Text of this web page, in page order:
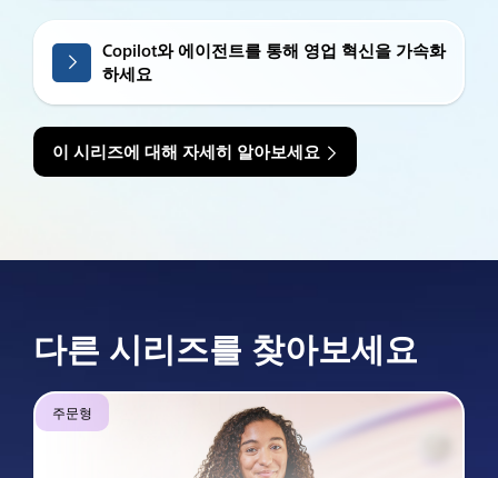
Copilot와 에이전트를 통해 영업 혁신을 가속화
하세요
이 시리즈에 대해 자세히 알아보세요
다른 시리즈를 찾아보세요
주문형